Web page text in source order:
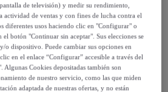
de televisión) y medir su rendimiento,
actividad de ventas y con fines de lucha contra el
diferentes usos haciendo clic en "Configurar" o
botón "Continuar sin aceptar". Sus elecciones se
o dispositivo. Puede cambiar sus opciones en
en el enlace “Configurar” accesible a través del
Algunas Cookies depositadas también son
de nuestro servicio, como las que miden
adaptada de nuestras ofertas, y no están